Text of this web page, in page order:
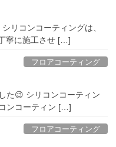
リコンコーティングは、
寧に施工させ […]
フロアコーティング
た😉 シリコンコーティン
ンコーティン […]
フロアコーティング